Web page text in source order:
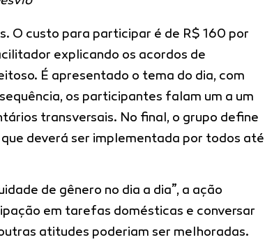
O custo para participar é de R$ 160 por
explicando os acordos de
É apresentado o tema do dia, com
os participantes falam um a um
transversais. No final, o grupo define
deverá ser implementada por todos até
de gênero no dia a dia”, a ação
em tarefas domésticas e conversar
atitudes poderiam ser melhoradas.